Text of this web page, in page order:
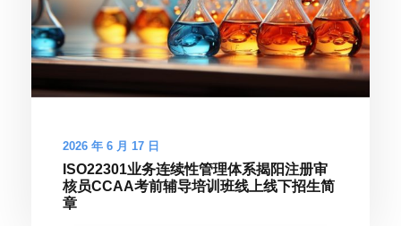
2026 年 6 月 17 日
ISO22301业务连续性管理体系揭阳注册审
核员CCAA考前辅导培训班线上线下招生简
章